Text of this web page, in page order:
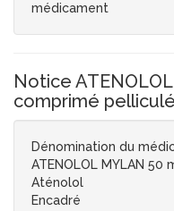
médicament
Notice
comprimé
Dénomination du
ATENOLOL MYLAN
Aténolol
Encadré